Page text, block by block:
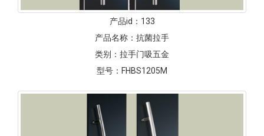
产品id： 133
产品名称： 抗菌拉手
类别： 拉手门吸五金
型号： FHBS1205M